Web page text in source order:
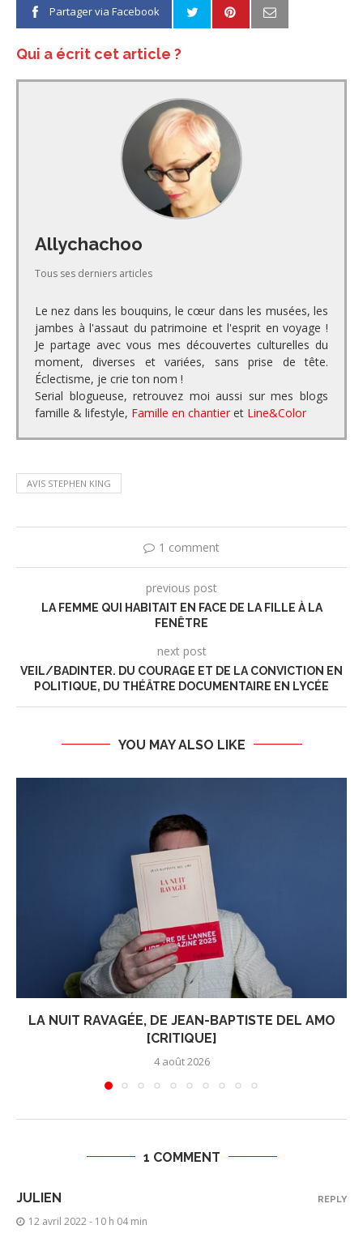
Partager via Facebook
Qui a écrit cet article ?
Allychachoo
Tous ses derniers articles
Le nez dans les bouquins, le cœur dans les musées, les
jambes à l'assaut du patrimoine et l'esprit en voyage !
Je partage avec vous mes découvertes culturelles du
moment, diverses et variées, sans prise de tête.
Éclectisme, je crie ton nom !
Serial blogueuse, retrouvez moi aussi sur mes blogs
famille & lifestyle, Famille en chantier et Line&Color
AVIS STEPHEN KING
1 comment
previous post
LA FEMME QUI HABITAIT EN FACE DE LA FILLE À LA
FENÊTRE
next post
VEIL/BADINTER. DU COURAGE ET DE LA CONVICTION EN
POLITIQUE, DU THÉÂTRE DOCUMENTAIRE EN LYCÉE
YOU MAY ALSO LIKE
LA NUIT RAVAGÉE, DE JEAN-BAPTISTE DEL AMO
[CRITIQUE]
4 août 2026
1 COMMENT
JULIEN
12 avril 2022 - 10 h 04 min
REPLY